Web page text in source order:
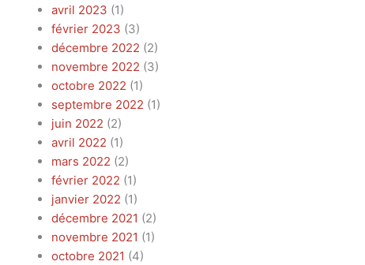
avril 2023 (1)
février 2023 (3)
décembre 2022 (2)
novembre 2022 (3)
octobre 2022 (1)
septembre 2022 (1)
juin 2022 (2)
avril 2022 (1)
mars 2022 (2)
février 2022 (1)
janvier 2022 (1)
décembre 2021 (2)
novembre 2021 (1)
octobre 2021 (4)